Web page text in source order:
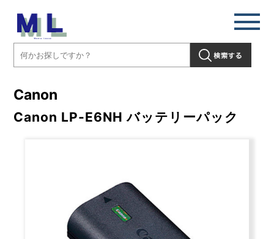
Canon
Canon LP-E6NH バッテリーパック